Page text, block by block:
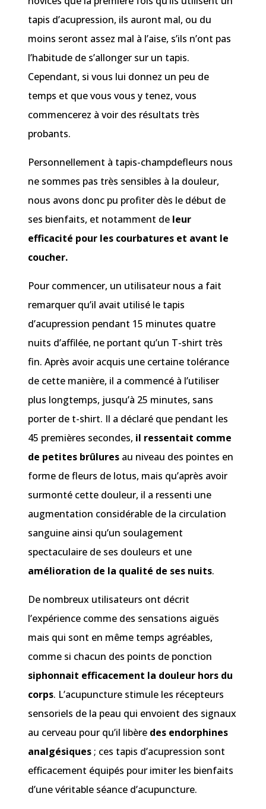
tapis d’acupression, ils auront mal, ou du
moins seront assez mal à l’aise, s’ils n’ont pas
l’habitude de s’allonger sur un tapis.
Cependant, si vous lui donnez un peu de
temps et que vous vous y tenez, vous
commencerez à voir des résultats très
probants.
Personnellement à tapis-champdefleurs nous
ne sommes pas très sensibles à la douleur,
nous avons donc pu profiter dès le début de
ses bienfaits, et notamment de leur
efficacité pour les courbatures et avant le
coucher.
Pour commencer, un utilisateur nous a fait
remarquer qu’il avait utilisé le tapis
d’acupression pendant 15 minutes quatre
nuits d’affilée, ne portant qu’un T-shirt très
fin. Après avoir acquis une certaine tolérance
de cette manière, il a commencé à l’utiliser
plus longtemps, jusqu’à 25 minutes, sans
porter de t-shirt. Il a déclaré que pendant les
45 premières secondes, il ressentait comme
de petites brûluresau niveau des pointes en
forme de fleurs de lotus, mais qu’après avoir
surmonté cette douleur, il a ressenti une
augmentation considérable de la circulation
sanguine ainsi qu’un soulagement
spectaculaire de ses douleurs et une
amélioration de la qualité de ses nuits.
De nombreux utilisateurs ont décrit
l’expérience comme des sensations aiguës
mais qui sont en même temps agréables,
comme si chacun des points de ponction
siphonnait efficacement la douleur hors du
corps. L’acupuncture stimule les récepteurs
sensoriels de la peau qui envoient des signaux
au cerveau pour qu’il libère des endorphines
analgésiques; ces tapis d’acupression sont
efficacement équipés pour imiter les bienfaits
d’une véritable séance d’acupuncture.